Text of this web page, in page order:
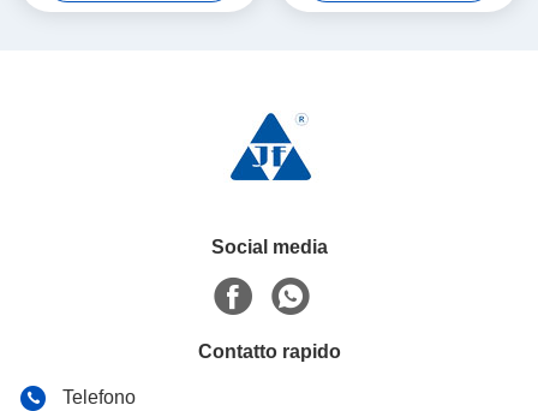
Social media
Contatto rapido
Telefono